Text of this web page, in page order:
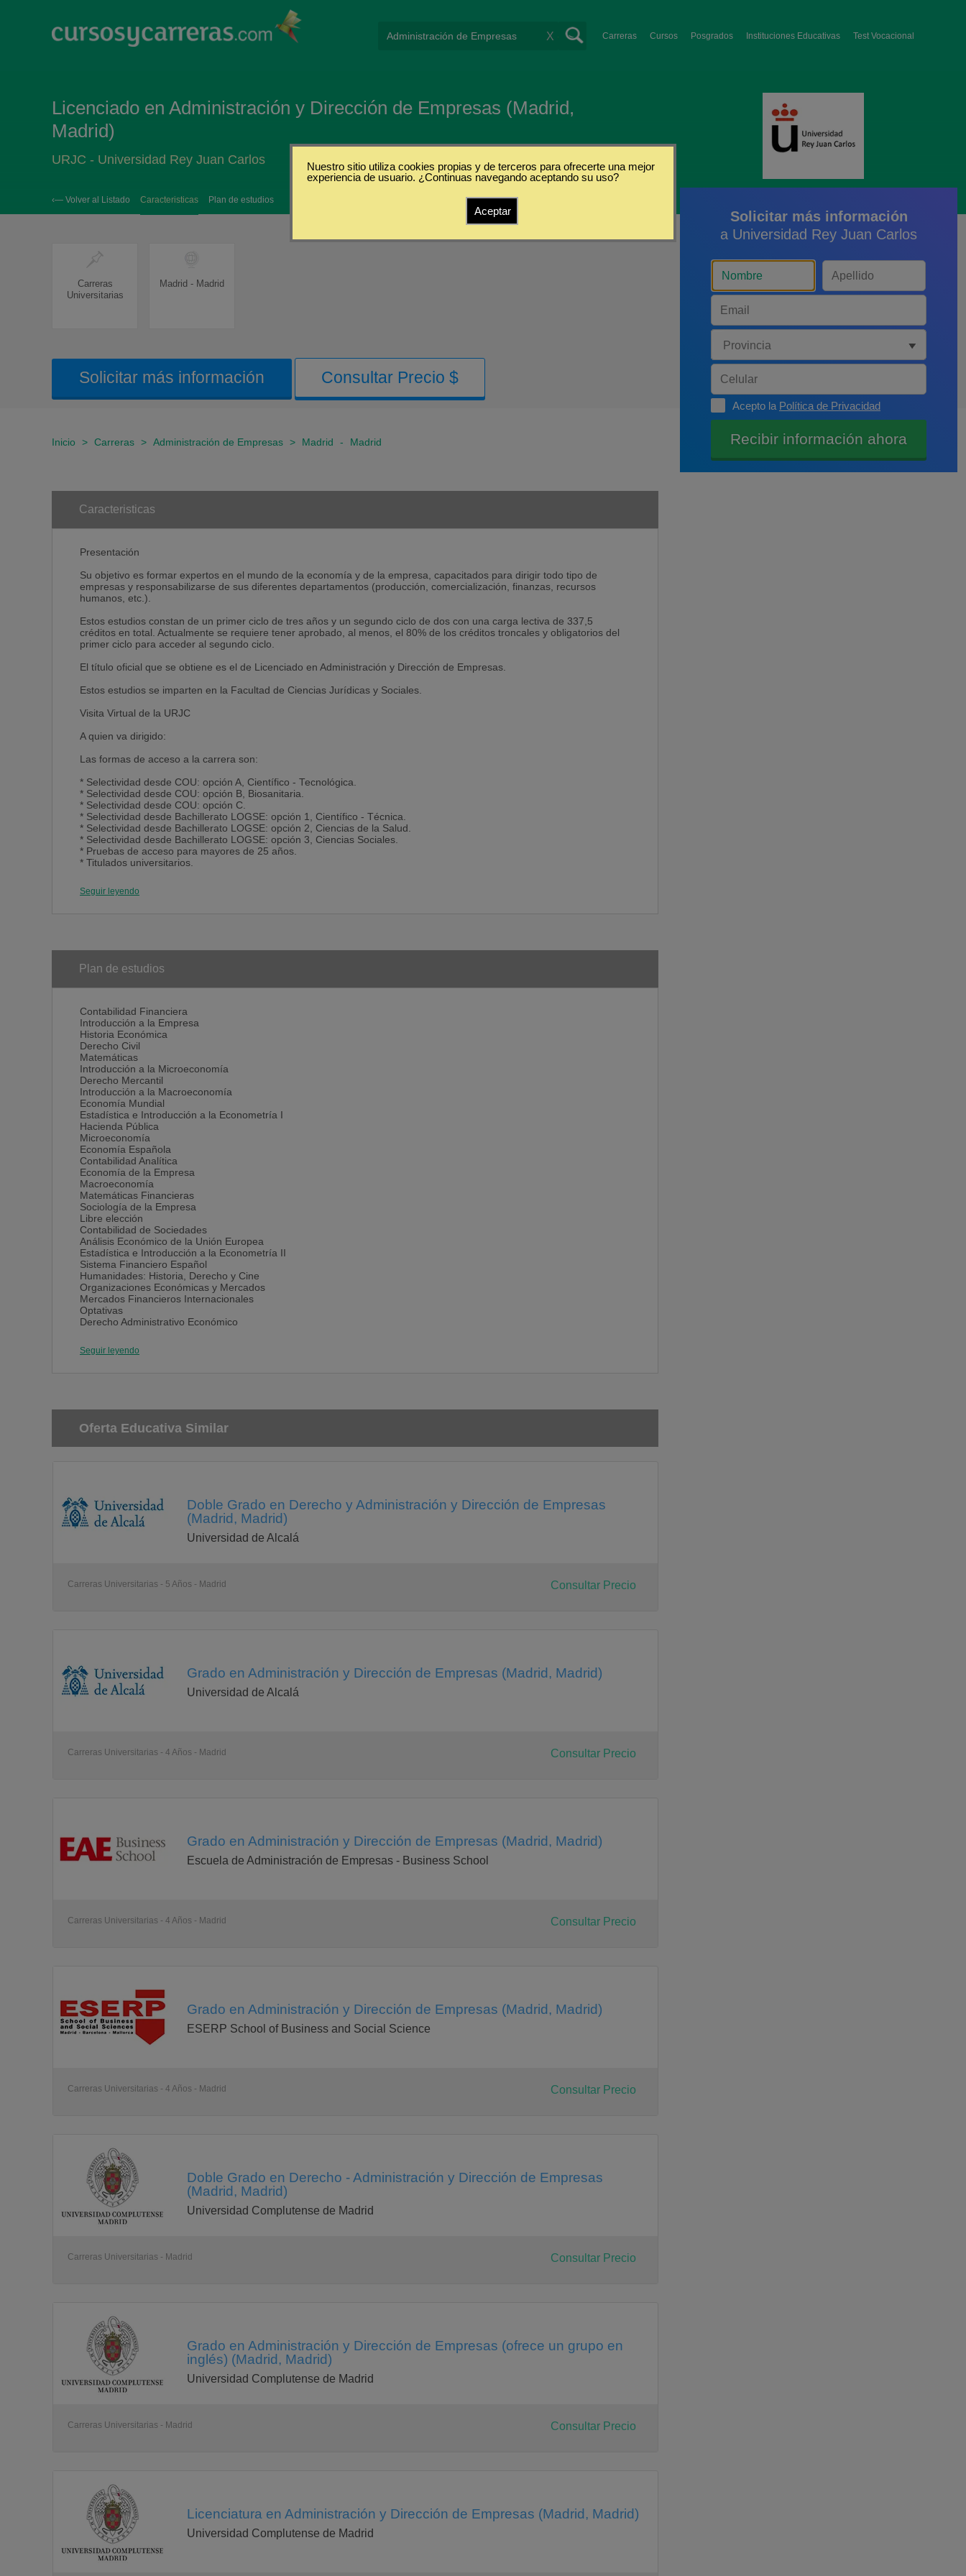
Carreras Cursos Posgrados Instituciones Educativas Test Vocacional
X
Licenciado en Administración y Dirección de Empresas (Madrid,
Madrid)
URJC - Universidad Rey Juan Carlos
‹— Volver al Listado Caracteristicas Plan de estudios
Carreras
Universitarias
Madrid - Madrid
Solicitar más información Consultar Precio $
Inicio > Carreras > Administración de Empresas > Madrid - Madrid
Caracteristicas
Presentación
Su objetivo es formar expertos en el mundo de la economía y de la empresa, capacitados para dirigir todo tipo de
empresas y responsabilizarse de sus diferentes departamentos (producción, comercialización, finanzas, recursos
humanos, etc.).
Estos estudios constan de un primer ciclo de tres años y un segundo ciclo de dos con una carga lectiva de 337,5
créditos en total. Actualmente se requiere tener aprobado, al menos, el 80% de los créditos troncales y obligatorios del
primer ciclo para acceder al segundo ciclo.
El título oficial que se obtiene es el de Licenciado en Administración y Dirección de Empresas.
Estos estudios se imparten en la Facultad de Ciencias Jurídicas y Sociales.
Visita Virtual de la URJC
A quien va dirigido:
Las formas de acceso a la carrera son:
* Selectividad desde COU: opción A, Científico - Tecnológica.
* Selectividad desde COU: opción B, Biosanitaria.
* Selectividad desde COU: opción C.
* Selectividad desde Bachillerato LOGSE: opción 1, Científico - Técnica.
* Selectividad desde Bachillerato LOGSE: opción 2, Ciencias de la Salud.
* Selectividad desde Bachillerato LOGSE: opción 3, Ciencias Sociales.
* Pruebas de acceso para mayores de 25 años.
* Titulados universitarios.
* Formación Profesional.
Seguir leyendo
Plan de estudios
Contabilidad Financiera
Introducción a la Empresa
Historia Económica
Derecho Civil
Matemáticas
Introducción a la Microeconomía
Derecho Mercantil
Introducción a la Macroeconomía
Economía Mundial
Estadística e Introducción a la Econometría I
Hacienda Pública
Microeconomía
Economía Española
Contabilidad Analítica
Economía de la Empresa
Macroeconomía
Matemáticas Financieras
Sociología de la Empresa
Libre elección
Contabilidad de Sociedades
Análisis Económico de la Unión Europea
Estadística e Introducción a la Econometría II
Sistema Financiero Español
Humanidades: Historia, Derecho y Cine
Organizaciones Económicas y Mercados
Mercados Financieros Internacionales
Optativas
Derecho Administrativo Económico
Contabilidad General y Analítica
Dirección Comercial
Sistemas Informativos de Gestión
Dirección Financiera
Libre elección
Métodos de Decisión Empresarial
Régimen Fiscal de la Empresa
Optativa
Seguir leyendo
Oferta Educativa Similar
Doble Grado en Derecho y Administración y Dirección de Empresas
(Madrid, Madrid)
Universidad de Alcalá
Carreras Universitarias - 5 Años - Madrid Consultar Precio
Grado en Administración y Dirección de Empresas (Madrid, Madrid)
Universidad de Alcalá
Carreras Universitarias - 4 Años - Madrid Consultar Precio
Grado en Administración y Dirección de Empresas (Madrid, Madrid)
Escuela de Administración de Empresas - Business School
Carreras Universitarias - 4 Años - Madrid Consultar Precio
Grado en Administración y Dirección de Empresas (Madrid, Madrid)
ESERP School of Business and Social Science
Carreras Universitarias - 4 Años - Madrid Consultar Precio
Doble Grado en Derecho - Administración y Dirección de Empresas
(Madrid, Madrid)
Universidad Complutense de Madrid
Carreras Universitarias - Madrid Consultar Precio
Grado en Administración y Dirección de Empresas (ofrece un grupo en
inglés) (Madrid, Madrid)
Universidad Complutense de Madrid
Carreras Universitarias - Madrid Consultar Precio
Licenciatura en Administración y Dirección de Empresas (Madrid, Madrid)
Universidad Complutense de Madrid
Solicitar más información
a Universidad Rey Juan Carlos
Acepto la Política de Privacidad
Nuestro sitio utiliza cookies propias y de terceros para ofrecerte una mejor
experiencia de usuario. ¿Continuas navegando aceptando su uso?
Aceptar